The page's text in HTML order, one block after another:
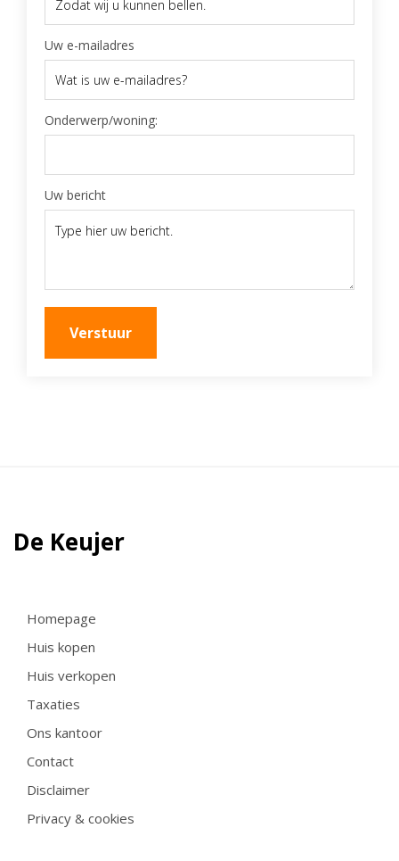
Uw e-mailadres
Onderwerp/woning:
Uw bericht
Verstuur
De Keujer
Homepage
Huis kopen
Huis verkopen
Taxaties
Ons kantoor
Contact
Disclaimer
Privacy & cookies